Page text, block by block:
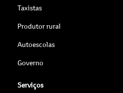
Taxistas
Produtor rural
Autoescolas
Governo
Serviços